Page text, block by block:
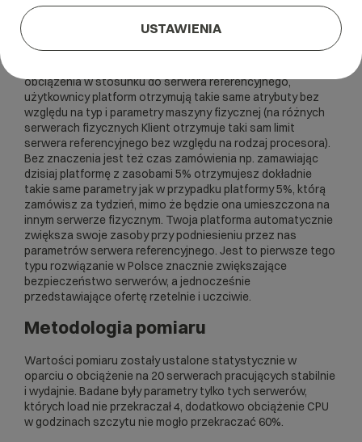
Serwery wirtualne (platformy) działają w takim środowisku
operacyjnym, aby przeciążenie jednej platformy nie miało
wpływu na pracę platform innych Klientów znajdujących się
obciążenia w stosunku do serwera referencyjnego,
użytkownicy platform otrzymują takie same atrybuty bez
względu na typ i parametry maszyny fizycznej (na różnych
serwerach fizycznych Klient otrzymuje taki sam limit
serwera referencyjnego bez względu na rodzaj procesora).
Bez znaczenia jest też czas zamówienia np. zamawiając
dzisiaj platformę z zasobami 5% otrzymujesz dokładnie
takie same parametry jak w przypadku platformy 5%, którą
zamówisz za tydzień, mimo że będzie ona umieszczona na
innym serwerze fizycznym. Twoja platforma automatycznie
zwiększa swoje zasoby przy podniesieniu przez nas
parametrów serwera referencyjnego. Jest to pierwsze tego
typu rozwiązanie w Polsce znacznie zwiększające
bezpieczeństwo serwerów, a jednocześnie
przedstawiające ofertę rzetelnie i uczciwie.
Metodologia pomiaru
Wartości pomiaru zostały ustalone statystycznie w
oparciu o obciążenie na 20 serwerach pracujących stabilnie
i wydajnie. Badane były parametry tylko tych serwerów,
których load nie przekraczał 4, dodatkowo obciążenie CPU
w godzinach szczytu nie mogło przekraczać 60%.
USTAWIENIA